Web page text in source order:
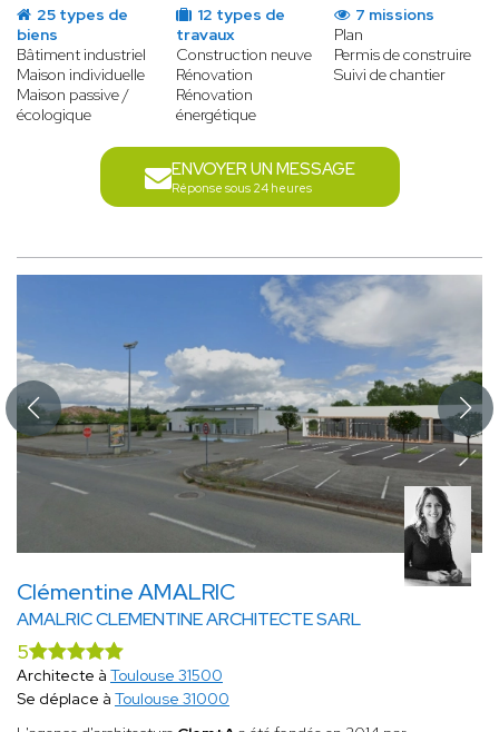
25 types de
biens
Bâtiment industriel
Maison individuelle
Maison passive /
écologique
12 types de
travaux
Construction neuve
Rénovation
Rénovation
énergétique
7 missions
Plan
Permis de construire
Suivi de chantier
ENVOYER UN MESSAGE
Réponse sous 24 heures
Clémentine AMALRIC
AMALRIC CLEMENTINE ARCHITECTE SARL
5
Architecte à Toulouse 31500
Se déplace à Toulouse 31000